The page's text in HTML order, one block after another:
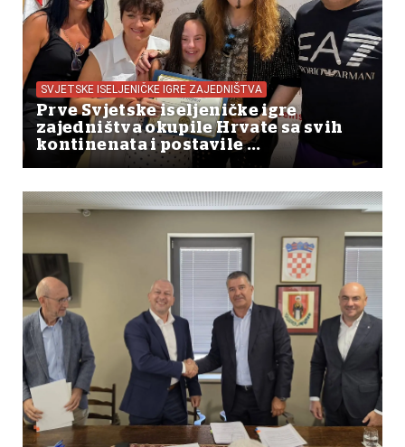
SVJETSKE ISELJENIČKE IGRE ZAJEDNIŠTVA
Prve Svjetske iseljeničke igre
zajedništva okupile Hrvate sa svih
kontinenata i postavile ...